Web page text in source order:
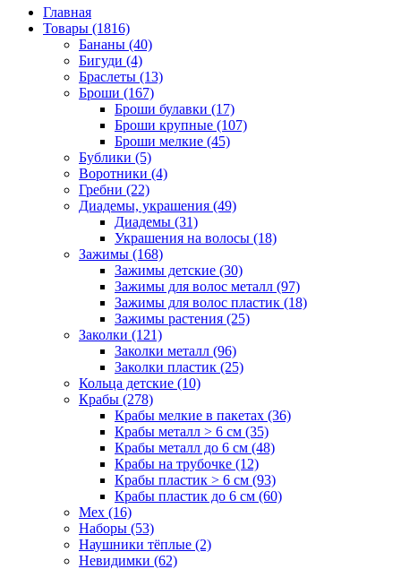
Главная
Товары (1816)
Бананы (40)
Бигуди (4)
Браслеты (13)
Броши (167)
Броши булавки (17)
Броши крупные (107)
Броши мелкие (45)
Бублики (5)
Воротники (4)
Гребни (22)
Диадемы, украшения (49)
Диадемы (31)
Украшения на волосы (18)
Зажимы (168)
Зажимы детские (30)
Зажимы для волос металл (97)
Зажимы для волос пластик (18)
Зажимы растения (25)
Заколки (121)
Заколки металл (96)
Заколки пластик (25)
Кольца детские (10)
Крабы (278)
Крабы мелкие в пакетах (36)
Крабы металл > 6 см (35)
Крабы металл до 6 см (48)
Крабы на трубочке (12)
Крабы пластик > 6 см (93)
Крабы пластик до 6 см (60)
Мех (16)
Наборы (53)
Наушники тёплые (2)
Невидимки (62)